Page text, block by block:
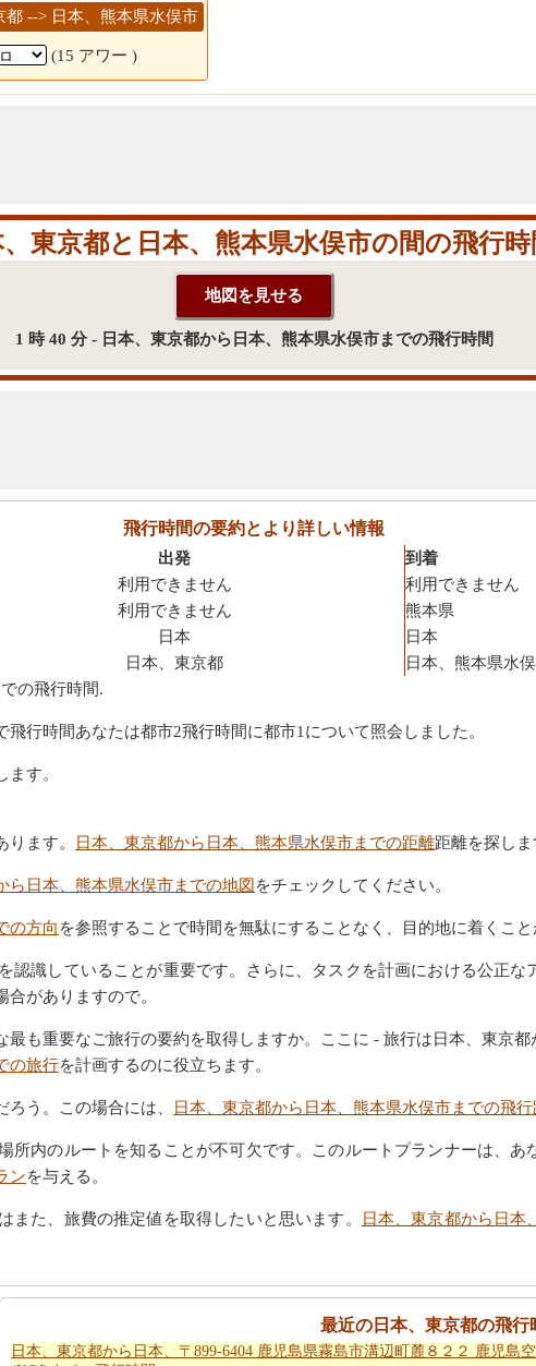
都 --> 日本、熊本県水俣市
(15 アワー )
、東京都と日本、熊本県水俣市の間の飛行時
1 時 40 分 - 日本、東京都から日本、熊本県水俣市までの飛行時間
飛行時間の要約とより詳しい情報
出発
利用できません
利用できません
日本
日本、東京都
到着
利用できません
熊本県
日本
日本、熊本県水
の飛行時間.
行時間あなたは都市2飛行時間に都市1について照会しました。
す。
ます。 日本、東京都から日本、熊本県水俣市までの距離距離を探しま
ら日本、熊本県水俣市までの地図をチェックしてください。
の方向 を参照することで時間を無駄にすることなく、目的地に着くこ
認識していることが重要です。さらに、タスクを計画における公正な
合がありますので。
も重要なご旅行の要約を取得しますか。ここに - 旅行は日本、東京
の旅行を計画するのに役立ちます。
う。この場合には、 日本、東京都から日本、熊本県水俣市までの飛
所内のルートを知ることが不可欠です。このルートプランナーは、あ
ンを与える。
た、旅費の推定値を取得したいと思います。 日本、東京都から日本
最近の日本、東京都の飛行
日本、東京都から日本、〒899-6404 鹿児島県霧島市溝辺町麓８２２ 鹿児島